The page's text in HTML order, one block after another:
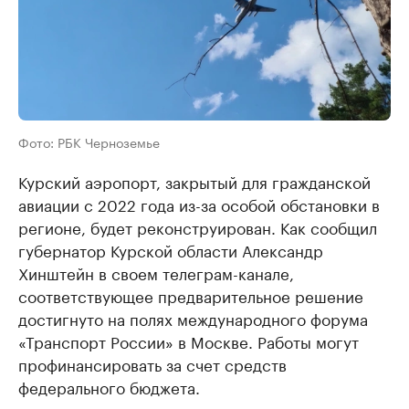
Фото: РБК Черноземье
Курский аэропорт, закрытый для гражданской
авиации с 2022 года из-за особой обстановки в
регионе, будет реконструирован. Как сообщил
губернатор Курской области Александр
Хинштейн в своем телеграм-канале,
соответствующее предварительное решение
достигнуто на полях международного форума
«Транспорт России» в Москве. Работы могут
профинансировать за счет средств
федерального бюджета.